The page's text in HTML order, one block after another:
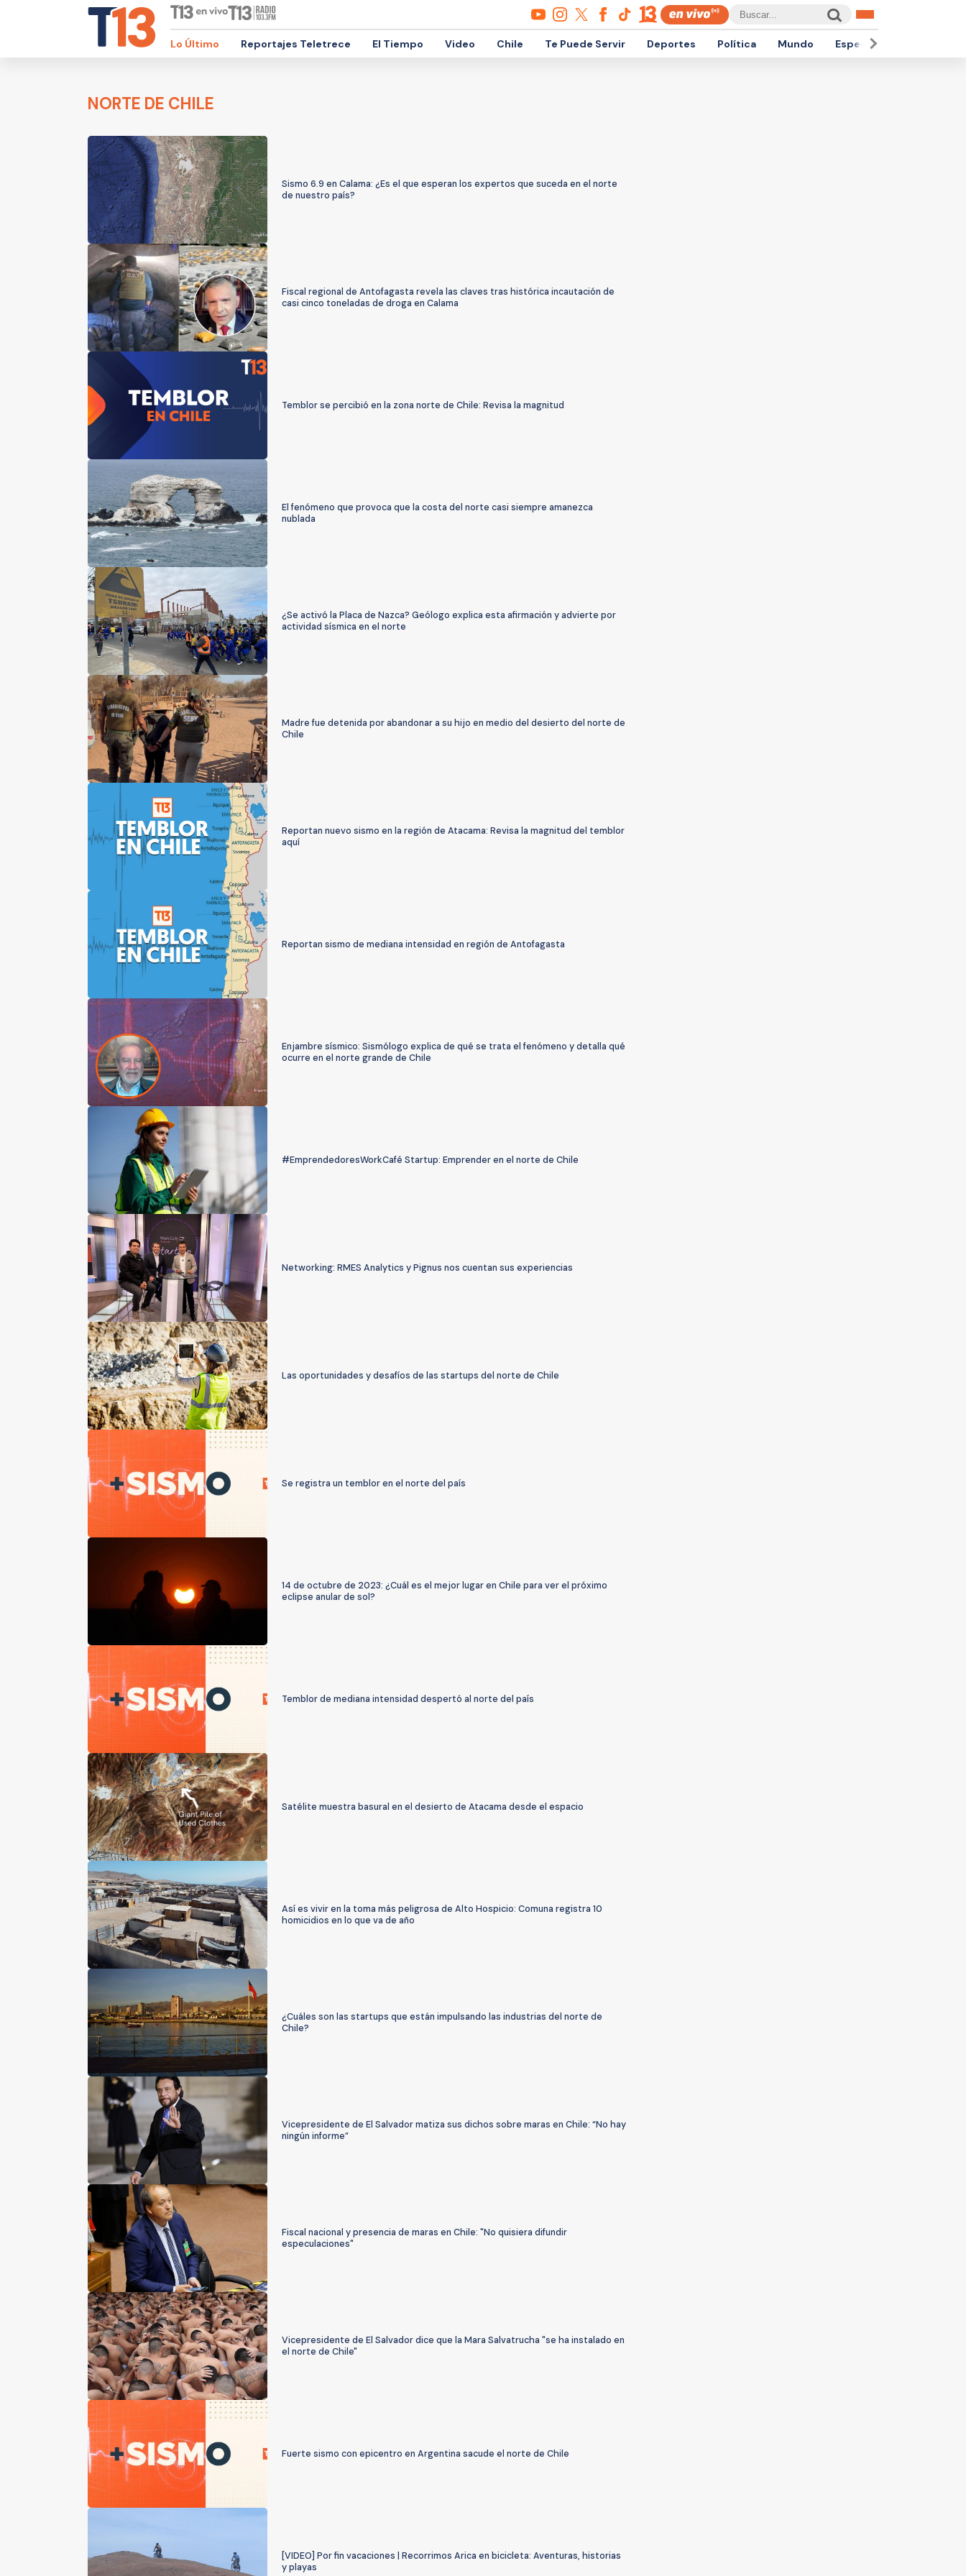
Lo Último Reportajes Teletrece El Tiempo Video Chile Te Puede Servir Deportes Política Mundo Espectáculos
NORTE DE CHILE
Sismo 6.9 en Calama: ¿Es el que esperan los expertos que suceda en el norte
de nuestro país?
Fiscal regional de Antofagasta revela las claves tras histórica incautación de
casi cinco toneladas de droga en Calama
Temblor se percibió en la zona norte de Chile: Revisa la magnitud
El fenómeno que provoca que la costa del norte casi siempre amanezca
nublada
¿Se activó la Placa de Nazca? Geólogo explica esta afirmación y advierte por
actividad sísmica en el norte
Madre fue detenida por abandonar a su hijo en medio del desierto del norte de
Chile
Reportan nuevo sismo en la región de Atacama: Revisa la magnitud del temblor
aquí
Reportan sismo de mediana intensidad en región de Antofagasta
Enjambre sísmico: Sismólogo explica de qué se trata el fenómeno y detalla qué
ocurre en el norte grande de Chile
#EmprendedoresWorkCafé Startup: Emprender en el norte de Chile
Networking: RMES Analytics y Pignus nos cuentan sus experiencias
Las oportunidades y desafíos de las startups del norte de Chile
Se registra un temblor en el norte del país
14 de octubre de 2023: ¿Cuál es el mejor lugar en Chile para ver el próximo
eclipse anular de sol?
Temblor de mediana intensidad despertó al norte del país
Satélite muestra basural en el desierto de Atacama desde el espacio
Así es vivir en la toma más peligrosa de Alto Hospicio: Comuna registra 10
homicidios en lo que va de año
¿Cuáles son las startups que están impulsando las industrias del norte de
Chile?
Vicepresidente de El Salvador matiza sus dichos sobre maras en Chile: “No hay
ningún informe”
Fiscal nacional y presencia de maras en Chile: "No quisiera difundir
especulaciones"
Vicepresidente de El Salvador dice que la Mara Salvatrucha "se ha instalado en
el norte de Chile"
Fuerte sismo con epicentro en Argentina sacude el norte de Chile
[VIDEO] Por fin vacaciones | Recorrimos Arica en bicicleta: Aventuras, historias
y playas